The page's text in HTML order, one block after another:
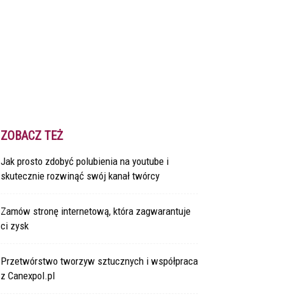
ZOBACZ TEŻ
Jak prosto zdobyć polubienia na youtube i
skutecznie rozwinąć swój kanał twórcy
Zamów stronę internetową, która zagwarantuje
ci zysk
Przetwórstwo tworzyw sztucznych i współpraca
z Canexpol.pl